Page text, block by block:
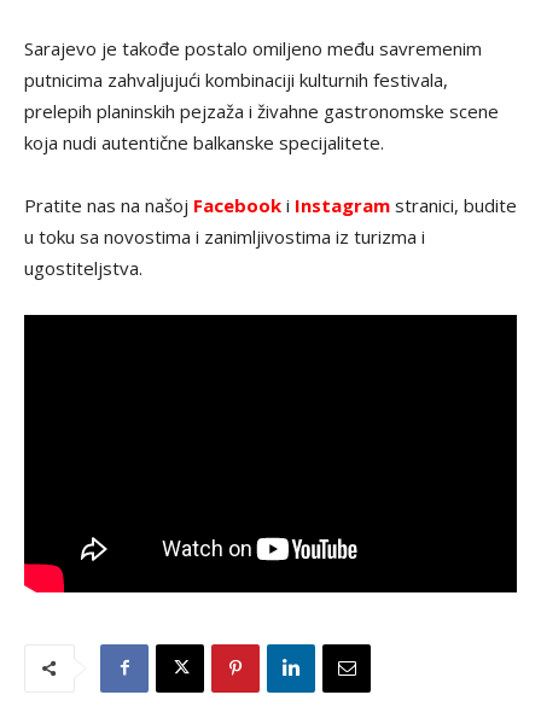
Sarajevo je takođe postalo omiljeno među savremenim
putnicima zahvaljujući kombinaciji kulturnih festivala,
prelepih planinskih pejzaža i živahne gastronomske scene
koja nudi autentične balkanske specijalitete.
Pratite nas na našoj Facebook i Instagram stranici, budite
u toku sa novostima i zanimljivostima iz turizma i
ugostiteljstva.